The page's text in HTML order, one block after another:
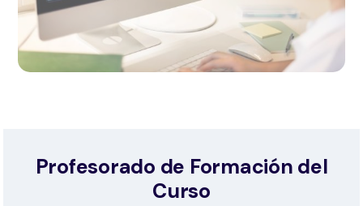
Profesorado de Formación del
Curso